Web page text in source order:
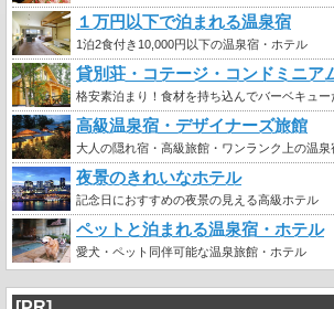
１万円以下で泊まれる温泉宿
1泊2食付き10,000円以下の温泉宿・ホテル
貸別荘・コテージ・コンドミニア
格安素泊まり！食材を持ち込んでバーベキュー
高級温泉宿・デザイナーズ旅館
大人の隠れ宿・高級旅館・ワンランク上の温泉
夜景のきれいなホテル
記念日におすすめの夜景の見える高級ホテル
ペットと泊まれる温泉宿・ホテル
愛犬・ペット同伴可能な温泉旅館・ホテル